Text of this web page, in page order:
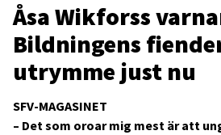
SFV-MAGASINET
Åsa Wikforss
Bildningens
utrymme just nu
– Det som oroar mig mest är att